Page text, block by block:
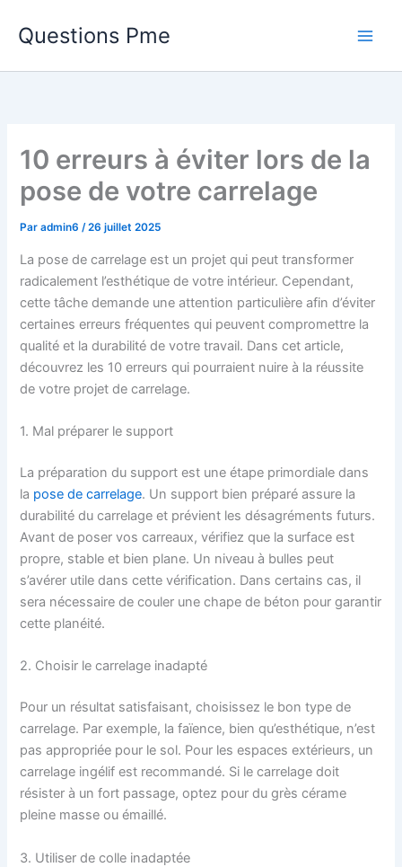
Questions Pme
10 erreurs à éviter lors de la
pose de votre carrelage
Paradmin6/26 juillet 2025
La pose de carrelage est un projet qui peut transformer
radicalement l’esthétique de votre intérieur. Cependant,
cette tâche demande une attention particulière afin d’éviter
certaines erreurs fréquentes qui peuvent compromettre la
qualité et la durabilité de votre travail. Dans cet article,
découvrez les 10 erreurs qui pourraient nuire à la réussite
de votre projet de carrelage.
1. Mal préparer le support
La préparation du support est une étape primordiale dans
la pose de carrelage. Un support bien préparé assure la
durabilité du carrelage et prévient les désagréments futurs.
Avant de poser vos carreaux, vérifiez que la surface est
propre, stable et bien plane. Un niveau à bulles peut
s’avérer utile dans cette vérification. Dans certains cas, il
sera nécessaire de couler une chape de béton pour garantir
cette planéité.
2. Choisir le carrelage inadapté
Pour un résultat satisfaisant, choisissez le bon type de
carrelage. Par exemple, la faïence, bien qu’esthétique, n’est
pas appropriée pour le sol. Pour les espaces extérieurs, un
carrelage ingélif est recommandé. Si le carrelage doit
résister à un fort passage, optez pour du grès cérame
pleine masse ou émaillé.
3. Utiliser de colle inadaptée